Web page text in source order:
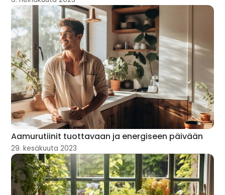
Aamurutiinit tuottavaan ja energiseen päivään
29. kesäkuuta 2023